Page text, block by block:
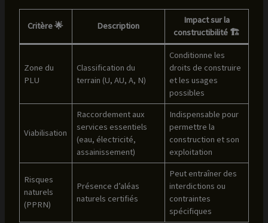
Critère 🌟 Description
Impact sur la
constructibilité 🏗️
Zone du
PLU
Classification du
terrain (U, AU, A, N)
Conditionne les
droits de construire
et les usages
possibles
Viabilisation
Raccordement aux
services essentiels
(eau, électricité,
assainissement)
Indispensable pour
permettre la
construction et son
exploitation
Risques
naturels
(PPRN)
Présence d’aléas
naturels certifiés
Peut entraîner des
interdictions ou
contraintes
spécifiques